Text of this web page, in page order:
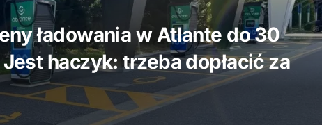
ładowania w Atlante do 30
haczyk: trzeba dopłacić za